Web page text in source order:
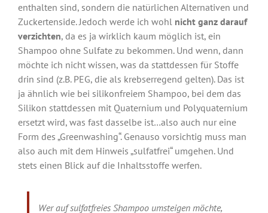
enthalten sind, sondern die natürlichen Alternativen und
Zuckertenside. Jedoch werde ich wohl nicht ganz darauf
verzichten, da es ja wirklich kaum möglich ist, ein
Shampoo ohne Sulfate zu bekommen. Und wenn, dann
möchte ich nicht wissen, was da stattdessen für Stoffe
drin sind (z.B. PEG, die als krebserregend gelten). Das ist
ja ähnlich wie bei silikonfreiem Shampoo, bei dem das
Silikon stattdessen mit Quaternium und Polyquaternium
ersetzt wird, was fast dasselbe ist…also auch nur eine
Form des „Greenwashing“. Genauso vorsichtig muss man
also auch mit dem Hinweis „sulfatfrei“ umgehen. Und
stets einen Blick auf die Inhaltsstoffe werfen.
Wer auf sulfatfreies Shampoo umsteigen möchte,